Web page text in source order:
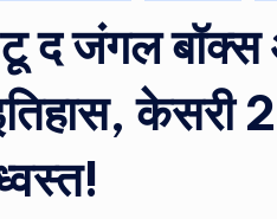
द जंगल
केसरी 2